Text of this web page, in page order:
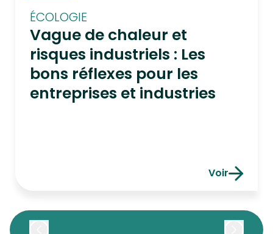
Vague de chaleur et
risques industriels : Les
bons réflexes pour les
entreprises et industries
ÉCOLOGIE
Voir
Vague de
Suivant